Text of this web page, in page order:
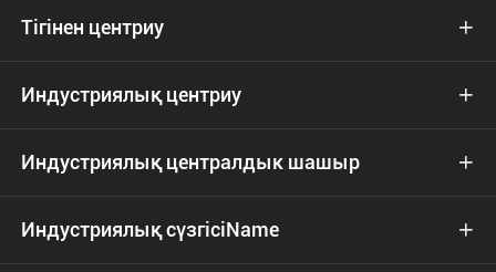
Тігінен центриу 
Индустриялық центриу 
Индустриялық централдык шашыр 
Индустриялық сүзгісіName 